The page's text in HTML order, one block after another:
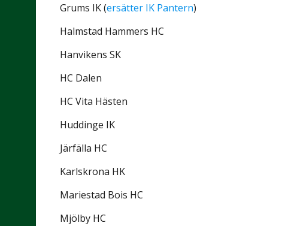
Grums IK (ersätter IK Pantern)
Halmstad Hammers HC
Hanvikens SK
HC Dalen
HC Vita Hästen
Huddinge IK
Järfälla HC
Karlskrona HK
Mariestad Bois HC
Mjölby HC